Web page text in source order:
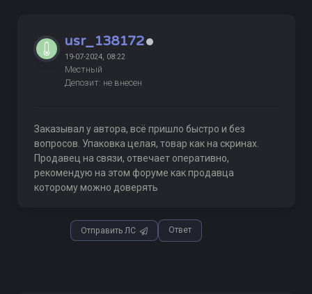
usr_138172
19-07-2024, 08:22
Местный
Депозит: не внесен
Заказывал у автора, всё пришло быстро и без
вопросов. Упаковка целая, товар как на скринах.
Продавец на связи, отвечает оперативно,
рекомендую на этом форуме как продавца
которому можно доверять
Отправить ЛС Ответ